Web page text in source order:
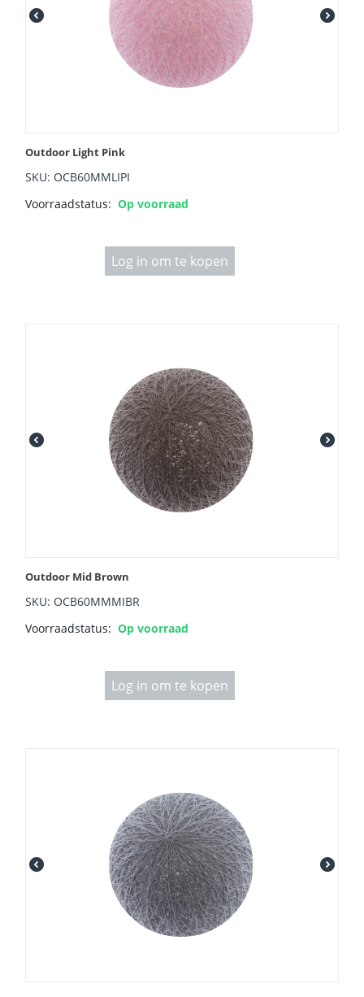
Outdoor Light Pink
SKU: OCB60MMLIPI
Voorraadstatus: Op voorraad
Log in om te kopen
Outdoor Mid Brown
SKU: OCB60MMMIBR
Voorraadstatus: Op voorraad
Log in om te kopen